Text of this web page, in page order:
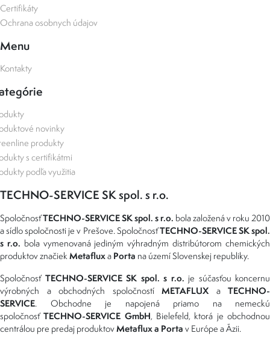
Certifikáty
Ochrana osobnych údajov
Menu
Kontakty
novinky
produkty
s certifikátmi
podľa využitia
TECHNO-SERVICE SK spol. s r.o.
SpoločnosťTECHNO-SERVICE SK spol. s r.o. bola založená v roku 2010
a sídlo spoločnosti je v Prešove. SpoločnosťTECHNO-SERVICE SK spol.
s r.o. bola vymenovaná jediným výhradným distribútorom chemických
produktov značiekMetafluxa Porta na území Slovenskej republiky.
Spoločnosť TECHNO-SERVICE SK spol. s r.o. je súčasťou koncernu
výrobných a obchodných spoločností METAFLUXa TECHNO-
SERVICE. Obchodne je napojená priamo na nemeckú
spoločnosťTECHNO-SERVICE GmbH, Bielefeld, ktorá je obchodnou
centrálou pre predaj produktovMetaflux a Porta v Európe a Ázii.